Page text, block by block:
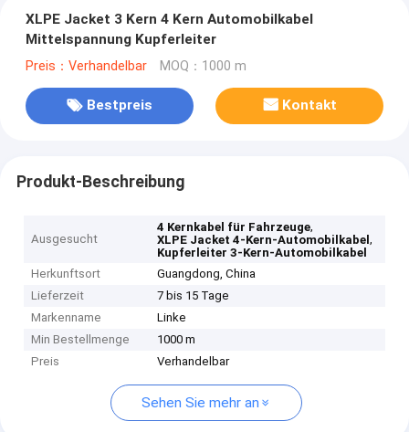
XLPE Jacket 3 Kern 4 Kern Automobilkabel
Mittelspannung Kupferleiter
Preis：Verhandelbar MOQ：1000 m
Bestpreis Kontakt
Produkt-Beschreibung
Ausgesucht
4 Kernkabel für Fahrzeuge,
XLPE Jacket 4-Kern-Automobilkabel,
Kupferleiter 3-Kern-Automobilkabel
Herkunftsort
Guangdong, China
Lieferzeit
7 bis 15 Tage
Markenname
Linke
Min Bestellmenge
1000 m
Preis
Verhandelbar
Sehen Sie mehr an